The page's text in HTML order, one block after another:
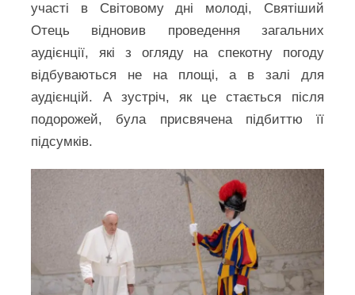
участі в Світовому дні молоді, Святіший
Отець відновив проведення загальних
аудієнції, які з огляду на спекотну погоду
відбуваються не на площі, а в залі для
аудієнцій. А зустріч, як це стається після
подорожей, була присвячена підбиттю її
підсумків.